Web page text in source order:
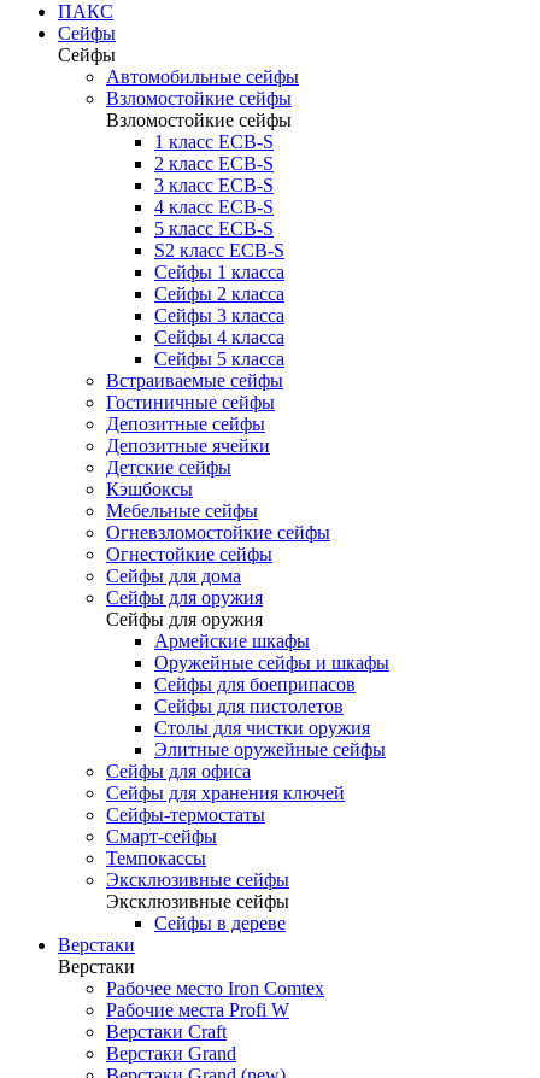
ПАКС
Сейфы
Сейфы
Автомобильные сейфы
Взломостойкие сейфы
Взломостойкие сейфы
1 класс ECB-S
2 класс ECB-S
3 класс ECB-S
4 класс ECB-S
5 класс ECB-S
S2 класс ECB-S
Сейфы 1 класса
Сейфы 2 класса
Сейфы 3 класса
Сейфы 4 класса
Сейфы 5 класса
Встраиваемые сейфы
Гостиничные сейфы
Депозитные сейфы
Депозитные ячейки
Детские сейфы
Кэшбоксы
Мебельные сейфы
Огневзломостойкие сейфы
Огнестойкие сейфы
Сейфы для дома
Сейфы для оружия
Сейфы для оружия
Армейские шкафы
Оружейные сейфы и шкафы
Сейфы для боеприпасов
Сейфы для пистолетов
Столы для чистки оружия
Элитные оружейные сейфы
Сейфы для офиса
Сейфы для хранения ключей
Сейфы-термостаты
Смарт-сейфы
Темпокассы
Эксклюзивные сейфы
Эксклюзивные сейфы
Сейфы в дереве
Верстаки
Верстаки
Рабочее место Iron Comtex
Рабочие места Profi W
Верстаки Craft
Верстаки Grand